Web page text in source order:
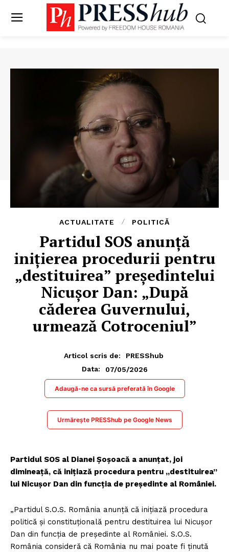
ACTUALITATE POLITICĂ
Partidul SOS anunță
inițierea procedurii pentru
„destituirea” președintelui
Nicușor Dan: „După
căderea Guvernului,
urmează Cotroceniul”
Articol scris de:
PRESShub
Data:
07/05/2026
Adaugă-ne ca sursă preferată în Google
Urmărește PRESShub pe Google News
Partidul SOS al Dianei Șoșoacă a anunțat, joi
dimineață, că inițiază procedura pentru „destituirea”
lui Nicușor Dan din funcția de președinte al României.
„Partidul S.O.S. România anunță că inițiază procedura
politică și constituțională pentru destituirea lui Nicușor
Dan din funcția de președinte al României. S.O.S.
România consideră că România nu mai poate fi ținută